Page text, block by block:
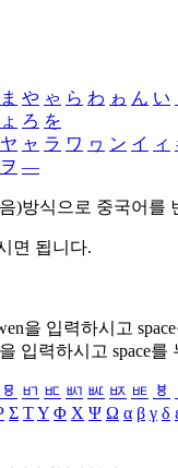
ま や ゃ ら わ ゎ ん い
ょ ろ を
ヤ ャ ラ ワ ヮ ン イ ィ
ヲ ―
)방식으로 중국어를
면 됩니다.
을 입력하시고
을 입력하시고 space를
ㅱ ㅲ ㅳ ㅴ ㅵ ㅶ ㅷ ㅸ
Σ ΤΥ Φ Χ Ψ Ω α β γ δ